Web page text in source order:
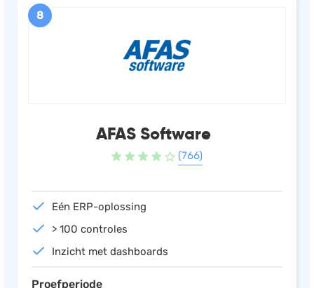
8
AFAS Software
(766)
Eén ERP-oplossing
> 100 controles
Inzicht met dashboards
Proefperiode